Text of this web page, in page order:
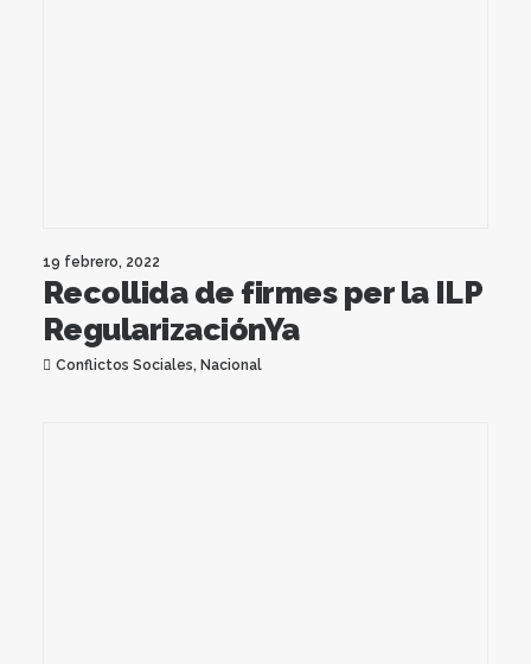
19 febrero, 2022
Recollida de firmes per la ILP
RegularizaciónYa
Conflictos Sociales, Nacional